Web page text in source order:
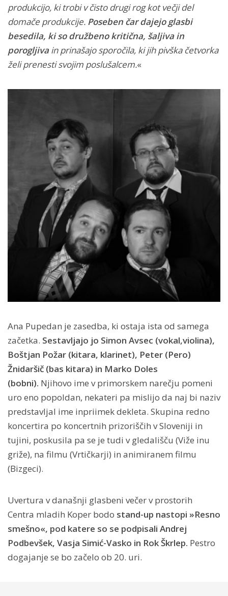
produkcijo, ki trobi v čisto drugi rog kot večji del
domače produkcije. Poseben čar dajejo glasbi
besedila, ki so družbeno kritična, šaljiva in
porogljivain prinašajo sporočila, ki jih pivška četvorka
želi prenesti svojim poslušalcem.«
Ana Pupedan je zasedba, ki ostaja ista od samega
začetka. Sestavljajo jo Simon Avsec (vokal,violina),
Boštjan Požar (kitara, klarinet), Peter (Pero)
Žnidaršič (bas kitara) in Marko Doles
(bobni). Njihovo ime v primorskem narečju pomeni
uro eno popoldan, nekateri pa mislijo da naj bi naziv
predstavljal ime inpriimek dekleta. Skupina redno
koncertira po koncertnih prizoriščih v Sloveniji in
tujini, poskusila pa se je tudi v gledališču (Viže inu
griže), na filmu (Vrtičkarji) in animiranem filmu
(Bizgeci).
Uvertura v današnji glasbeni večer v prostorih
Centra mladih Koper bodo stand-up nastopi »Resno
smešno«, pod katere so se podpisali Andrej
Podbevšek, Vasja Simić-Vasko in Rok Škrlep. Pestro
dogajanje se bo začelo ob 20. uri.